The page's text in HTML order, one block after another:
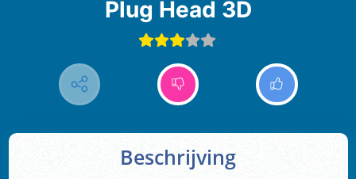
Plug Head 3D
Beschrijving